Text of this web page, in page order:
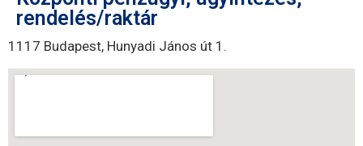
rendelés/raktár
1117 Budapest, Hunyadi János út 1.